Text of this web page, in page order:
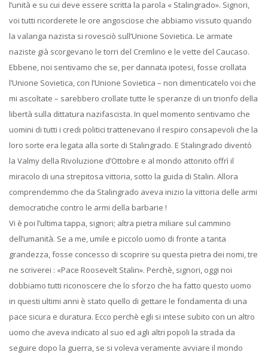
l’unità e su cui deve essere scritta la parola « Stalingrado». Signori,
voi tutti ricorderete le ore angosciose che abbiamo vissuto quando
la valanga nazista si rovesciò sull’Unione Sovietica. Le armate
naziste già scorgevano le torri del Cremlino e le vette del Caucaso.
Ebbene, noi sentivamo che se, per dannata ipotesi, fosse crollata
l’Unione Sovietica, con l’Unione Sovietica – non dimenticatelo voi che
mi ascoltate – sarebbero crollate tutte le speranze di un trionfo della
libertà sulla dittatura nazifascista. In quel momento sentivamo che
uomini di tutti i credi politici trattenevano il respiro consapevoli che la
loro sorte era legata alla sorte di Stalingrado. E Stalingrado diventò
la Valmy della Rivoluzione d’Ottobre e al mondo attonito offrì il
miracolo di una strepitosa vittoria, sotto la guida di Stalin. Allora
comprendemmo che da Stalingrado aveva inizio la vittoria delle armi
democratiche contro le armi della barbarie !
Vi è poi l’ultima tappa, signori; altra pietra miliare sul cammino
dell’umanità. Se a me, umile e piccolo uomo di fronte a tanta
grandezza, fosse concesso di scoprire su questa pietra dei nomi, tre
ne scriverei : «Pace Roosevelt Stalin». Perchè, signori, oggi noi
dobbiamo tutti riconoscere che lo sforzo che ha fatto questo uomo
in questi ultimi anni è stato quello di gettare le fondamenta di una
pace sicura e duratura. Ecco perchè egli si intese subito con un altro
uomo che aveva indicato al suo ed agli altri popoli la strada da
seguire dopo la guerra, se si voleva veramente avviare il mondo